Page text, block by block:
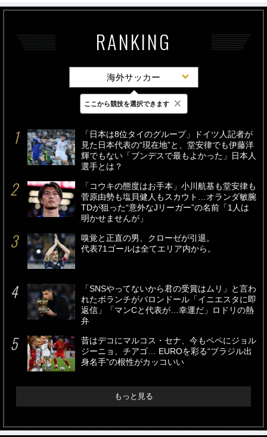
RANKING
海外サッカー
最新 24時間 週間
「日本は8位タイのグループ」ドイツ人記者が
見た日本代表の“現在地”と、堂安律でも伊藤洋
輝でもない「ブンデスで最もよかった」日本人
選手とは？
「コウキの態度はお手本」小川航基も堂安律も
菅原由勢も塩貝健人もスカウト…オランダ敏腕
TDが狙った“意外なJリーガー”の名前「1人は
明かせませんが」
嗅覚と正直の男、クローゼが引退。
代表71ゴールは全てエリア内から。
「SNSやってないから君の受賞はムリ」と言わ
れたボランチがバロンドール「イニエスタに即
返信」「マンCと代表が…幸運だ」ロドリの熱
弁
昔はデコにマルコス・セナ、今もペペにジョル
ジーニョ、チアゴ… EUROを彩る“ブラジル出
身名手”の根性がカッコいい
もっと見る
ここから競技を選択できます ×